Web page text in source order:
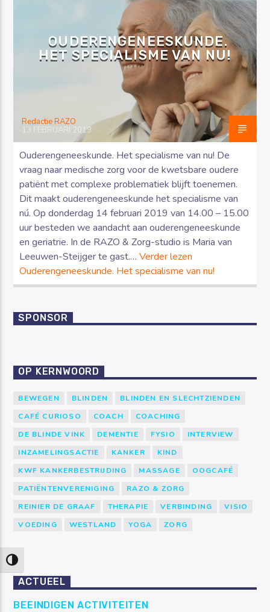
Keuze voor hoog contrast
Luister RAZO online
OUDERENGENEESKUNDE.
HET SPECIALISME VAN NU!
Redactie RAZO
13 FEBRUARI 2019
Ouderengeneeskunde. Het specialisme van nu! De
vraag naar medische zorg voor de kwetsbare oudere
patiënt met complexe problematiek blijft toenemen.
Dit maakt ouderengeneeskunde het specialisme van
nú. Op donderdag 14 februari 2019 van 14.00 – 15.00
uur besteden we aandacht aan ouderengeneeskunde
en geriatrie. In de RAZO & Zorg-studio is Maria van
Leeuwen-Steijger te gast.…Verder lezen
Ouderengeneeskunde. Het specialisme van nu!
SPONSOR
OP KERNWOORD
BEWEGEN BLINDEN
BLINDEN EN SLECHTZIENDEN
CAFÉ CURIOSO
COACH
COACHING
DE BLINDE VINK
DEMENTIE FYSIO
INTERVIEW
INZAMELINGSACTIE
KANKER
KIND
KWF KANKERBESTRIJDING
MASSAGE
OOGCAFÉ
PATIËNTENVERENIGING
RAZO & ZORG
REINIER DE GRAAF
THERAPIE VERBINDING
VISIO
VOEDING
WESTLAND YOGA ZORG
ACTUEEL
BEEINDIGEN ACTIVITEITEN